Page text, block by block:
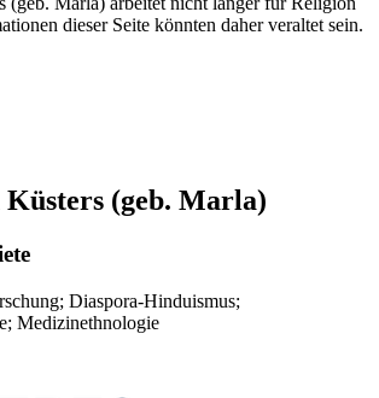
dieser Seite könnten daher veraltet sein.
Küsters (geb. Marla)
Diaspora-Hinduismus;
Medizinethnologie